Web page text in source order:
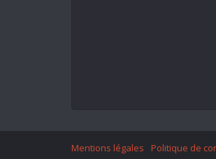
Mentions légales Politique de